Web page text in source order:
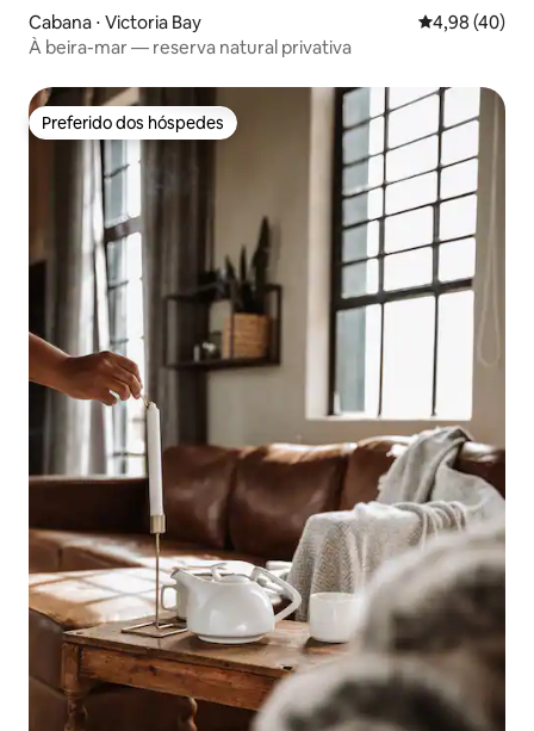
Cabana ⋅ Victoria Bay 4,98 de uma
4,98 (40)
À beira-mar — reserva natural privativa
Preferido dos hóspedes
Preferido dos hóspedes